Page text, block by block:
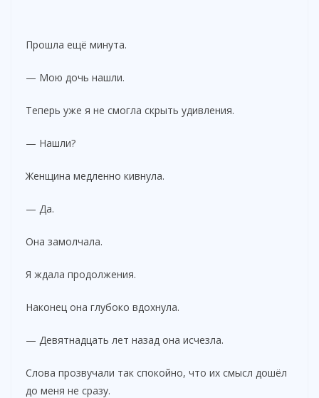
Прошла ещё минута.
— Мою дочь нашли.
Теперь уже я не смогла скрыть удивления.
— Нашли?
Женщина медленно кивнула.
— Да.
Она замолчала.
Я ждала продолжения.
Наконец она глубоко вдохнула.
— Девятнадцать лет назад она исчезла.
Слова прозвучали так спокойно, что их смысл дошёл
до меня не сразу.